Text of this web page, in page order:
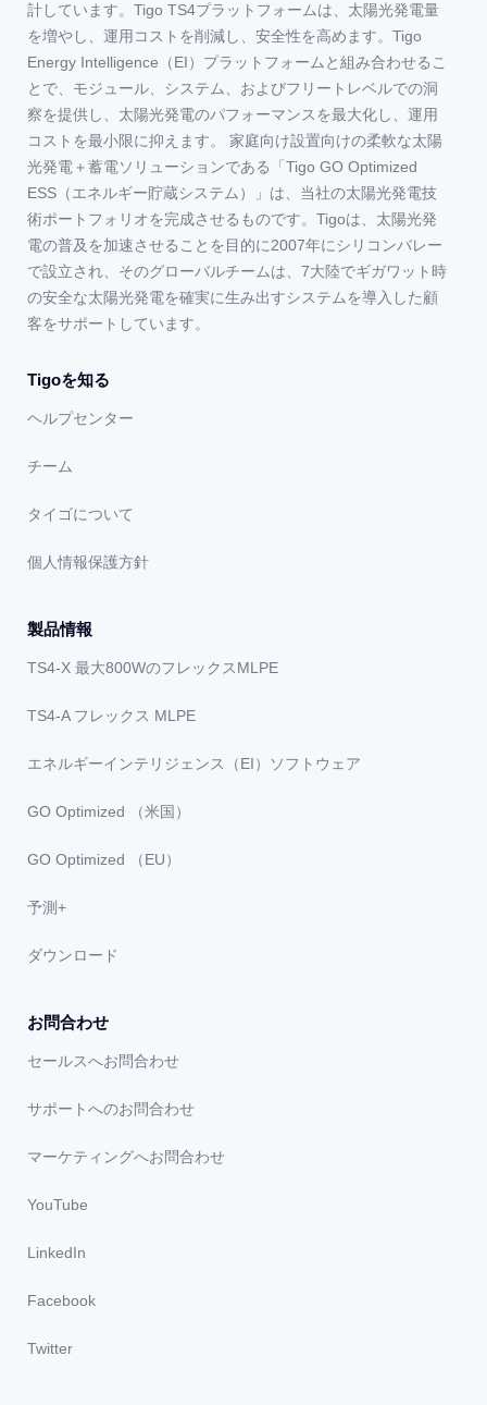
計しています。Tigo TS4プラットフォームは、太陽光発電量
を増やし、運用コストを削減し、安全性を高めます。Tigo
Energy Intelligence（EI）プラットフォームと組み合わせるこ
とで、モジュール、システム、およびフリートレベルでの洞
察を提供し、太陽光発電のパフォーマンスを最大化し、運用
コストを最小限に抑えます。 家庭向け設置向けの柔軟な太陽
光発電＋蓄電ソリューションである「Tigo GO Optimized
ESS（エネルギー貯蔵システム）」は、当社の太陽光発電技
術ポートフォリオを完成させるものです。Tigoは、太陽光発
電の普及を加速させることを目的に2007年にシリコンバレー
で設立され、そのグローバルチームは、7大陸でギガワット時
の安全な太陽光発電を確実に生み出すシステムを導入した顧
客をサポートしています。
Tigoを知る
ヘルプセンター
チーム
タイゴについて
個人情報保護方針
製品情報
TS4-X 最大800WのフレックスMLPE
TS4-A フレックス MLPE
エネルギーインテリジェンス（EI）ソフトウェア
GO Optimized （米国）
GO Optimized （EU）
予測+
ダウンロード
お問合わせ
セールスへお問合わせ
サポートへのお問合わせ
マーケティングへお問合わせ
YouTube
LinkedIn
Facebook
Twitter